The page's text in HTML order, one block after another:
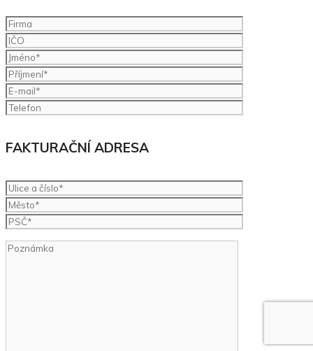
FAKTURAČNÍ ADRESA